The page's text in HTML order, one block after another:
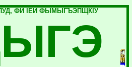
ФИ IЕЙ ФЫМЫГЪЭПЩКIУ